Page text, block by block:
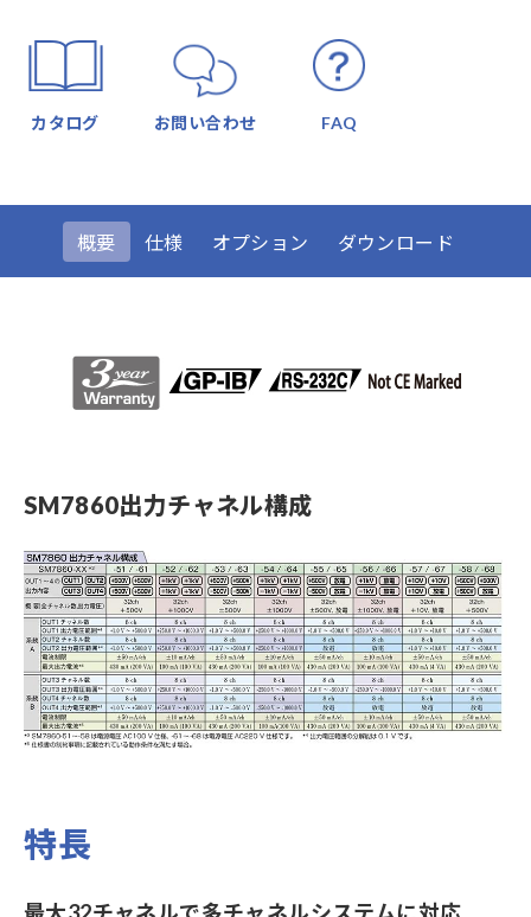
カタログ お問い合わせ FAQ
概要 仕様 オプション ダウンロード
SM7860出力チャネル構成
特長